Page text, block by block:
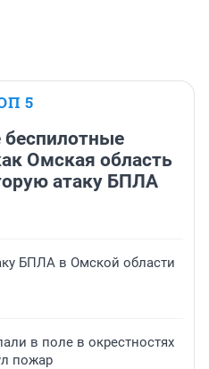
5
Омская область
атаку БПЛА
БПЛА в Омской области
в поле в окрестностях
пожар